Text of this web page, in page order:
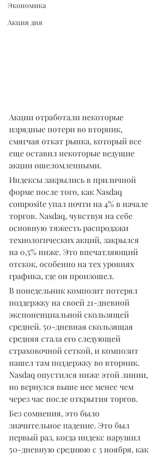
Экономика
Акция дня
Акции отработали некоторые
изрядные потери во вторник,
смягчая откат рынка, который все
еще оставил некоторые ведущие
акции ошеломленными.
Индексы закрылись в приличной
форме после того, как Nasdaq
composite упал почти на 4% в начале
торгов. Nasdaq, чувствуя на себе
основную тяжесть распродажи
технологических акций, закрылся
на 0,5% ниже. Это впечатляющий
отскок, особенно на тех уровнях
графика, где он произошел.
В понедельник композит потерял
поддержку на своей 21-дневной
экспоненциальной скользящей
средней. 50-дневная скользящая
средняя стала его следующей
страховочной сеткой, и композит
нашел там поддержку во вторник.
Nasdaq опустился ниже этой линии,
но вернулся выше нее менее чем
через час после открытия торгов.
Без сомнения, это было
значительное падение. Это был
первый раз, когда индекс нарушил
50-дневную среднюю с 3 ноября, как